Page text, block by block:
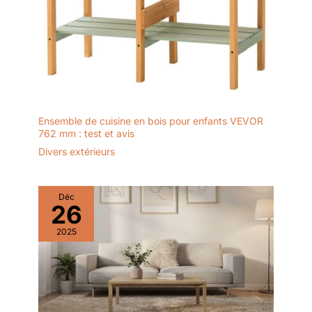
1 réglage du couple et
protection du couple,
peut être ajusté en
fonction de la scène
d'endommager les objets
basse vitesse (0 -
Des Détails: le sens de
rotation du foret peut
être commuté de
sens horaire et le sens
antihoraire; La boîte à
outils est légère et stable,
vous offrant une
expérience portable et
Ensemble de cuisine en bois pour enfants VEVOR
762 mm : test et avis
Divers extérieurs
Déc
26
2025